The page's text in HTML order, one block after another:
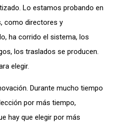
Lo estamos probando en
como directores y
ha corrido el sistema, los
los traslados se producen.
elegir.
Durante mucho tiempo
por más tiempo,
hay que elegir por más